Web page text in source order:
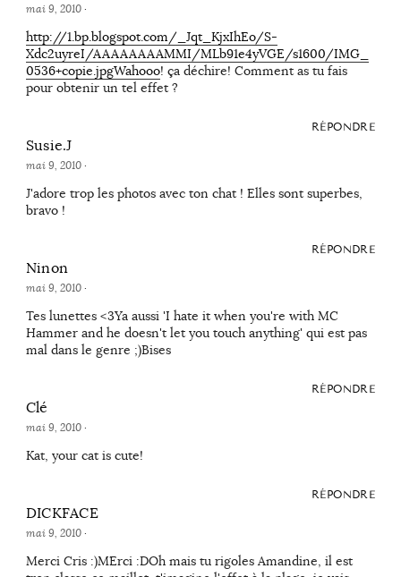
mai 9, 2010·
http://1.bp.blogspot.com/_Jqt_KjxIhEo/S-
Xdc2uyreI/AAAAAAAAMMI/MLb91e4yVGE/s1600/IMG_
0536+copie.jpgWahooo! ça déchire! Comment as tu fais
pour obtenir un tel effet ?
RÉPONDRE
Susie.J
mai 9, 2010·
J'adore trop les photos avec ton chat ! Elles sont superbes,
bravo !
RÉPONDRE
Ninon
mai 9, 2010·
Tes lunettes <3Ya aussi 'I hate it when you're with MC
Hammer and he doesn't let you touch anything' qui est pas
mal dans le genre ;)Bises
RÉPONDRE
Clé
mai 9, 2010·
Kat, your cat is cute!
RÉPONDRE
DICKFACE
mai 9, 2010·
Merci Cris :)MErci :DOh mais tu rigoles Amandine, il est